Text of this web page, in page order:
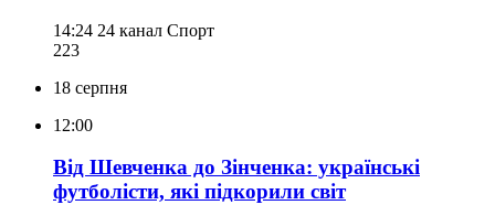
14:24 24 канал Спорт
223
18 серпня
12:00
Від Шевченка до Зінченка: українські
футболісти, які підкорили світ